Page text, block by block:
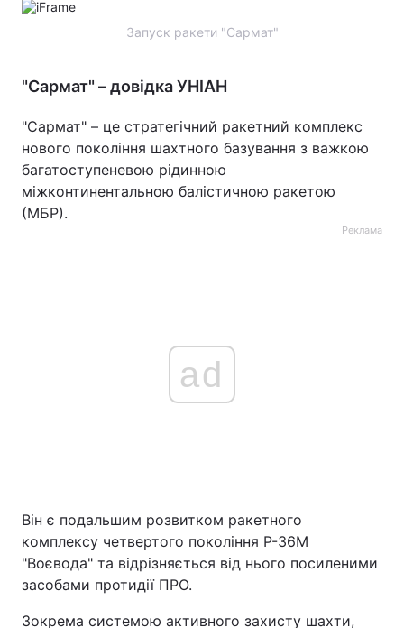
Запуск ракети "Сармат"
"Сармат" – довідка УНІАН
"Сармат" – це стратегічний ракетний комплекс
нового покоління шахтного базування з важкою
багатоступеневою рідинною
міжконтинентальною балістичною ракетою
(МБР).
Реклама
ad
Він є подальшим розвитком ракетного
комплексу четвертого покоління Р-36М
"Воєвода" та відрізняється від нього посиленими
засобами протидії ПРО.
Зокрема системою активного захисту шахти,